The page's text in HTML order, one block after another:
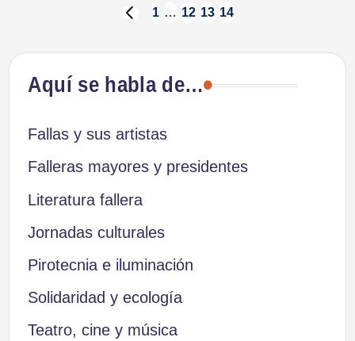
Paginación
de
entradas
PÁGINA
1 … 12 13 14
Aquí se habla de…
Fallas y sus artistas
Falleras mayores y presidentes
Literatura fallera
Jornadas culturales
Pirotecnia e iluminación
Solidaridad y ecología
Teatro, cine y música